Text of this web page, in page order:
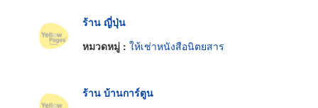
ร้าน ญี่ปุ่น
หมวดหมู่ : ให้เช่าหนังสือนิตยสาร
ร้าน บ้านการ์ตูน